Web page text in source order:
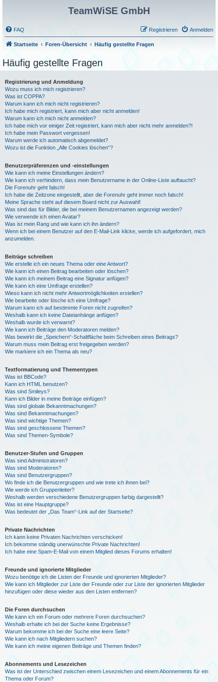
TeamWiSE GmbH
FAQ Anmelden
Registrieren
Startseite Foren-Übersicht Häufig gestellte Fragen
Häufig gestellte Fragen
Registrierung und Anmeldung
Wozu muss ich mich registrieren?
Was ist COPPA?
Warum kann ich mich nicht registrieren?
Ich habe mich registriert, kann mich aber nicht anmelden!
Warum kann ich mich nicht anmelden?
Ich habe mich vor einiger Zeit registriert, kann mich aber nicht mehr anmelden?!
Ich habe mein Passwort vergessen!
Warum werde ich automatisch abgemeldet?
Wozu ist die Funktion „Alle Cookies löschen“?
Benutzerpräferenzen und -einstellungen
Wie kann ich meine Einstellungen ändern?
Wie kann ich verhindern, dass mein Benutzername in der Online-Liste auftaucht?
Die Forenuhr geht falsch!
Ich habe die Zeitzone eingestellt, aber die Forenuhr geht immer noch falsch!
Meine Sprache steht auf diesem Board nicht zur Auswahl!
Was sind das für Bilder, die bei meinem Benutzernamen angezeigt werden?
Wie verwende ich einen Avatar?
Was ist mein Rang und wie kann ich ihn ändern?
Wenn ich bei einem Benutzer auf den E-Mail-Link klicke, werde ich aufgefordert, mich
anzumelden.
Beiträge schreiben
Wie erstelle ich ein neues Thema oder eine Antwort?
Wie kann ich einen Beitrag bearbeiten oder löschen?
Wie kann ich meinem Beitrag eine Signatur anfügen?
Wie kann ich eine Umfrage erstellen?
Wieso kann ich nicht mehr Antwortmöglichkeiten erstellen?
Wie bearbeite oder lösche ich eine Umfrage?
Warum kann ich auf bestimmte Foren nicht zugreifen?
Weshalb kann ich keine Dateianhänge anfügen?
Weshalb wurde ich verwarnt?
Wie kann ich Beiträge den Moderatoren melden?
Was bewirkt die „Speichern“-Schaltfläche beim Schreiben eines Beitrags?
Warum muss mein Beitrag erst freigegeben werden?
Wie markiere ich ein Thema als neu?
Textformatierung und Thementypen
Was ist BBCode?
Kann ich HTML benutzen?
Was sind Smileys?
Kann ich Bilder in meine Beiträge einfügen?
Was sind globale Bekanntmachungen?
Was sind Bekanntmachungen?
Was sind wichtige Themen?
Was sind geschlossene Themen?
Was sind Themen-Symbole?
Benutzer-Stufen und Gruppen
Was sind Administratoren?
Was sind Moderatoren?
Was sind Benutzergruppen?
Wo finde ich die Benutzergruppen und wie trete ich ihnen bei?
Wie werde ich Gruppenleiter?
Weshalb werden verschiedene Benutzergruppen farbig dargestellt?
Was ist eine Hauptgruppe?
Was bedeutet der „Das Team“-Link auf der Startseite?
Private Nachrichten
Ich kann keine Privaten Nachrichten verschicken!
Ich bekomme ständig unerwünschte Private Nachrichten!
Ich habe eine Spam-E-Mail von einem Mitglied dieses Forums erhalten!
Freunde und ignorierte Mitglieder
Wozu benötige ich die Listen der Freunde und ignorierten Mitglieder?
Wie kann ich Mitglieder zur Liste der Freunde oder zur Liste der ignorierten Mitglieder
hinzufügen oder diese wieder aus den Listen entfernen?
Die Foren durchsuchen
Wie kann ich ein Forum oder mehrere Foren durchsuchen?
Weshalb erhalte ich bei der Suche keine Ergebnisse?
Warum bekomme ich bei der Suche eine leere Seite?
Wie kann ich nach Mitgliedern suchen?
Wie kann ich meine eigenen Beiträge und Themen finden?
Abonnements und Lesezeichen
Was ist der Unterschied zwischen einem Lesezeichen und einem Abonnements für ein
Thema oder Forum?